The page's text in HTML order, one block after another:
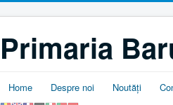
Primaria
Home Despre noi Noutăţi